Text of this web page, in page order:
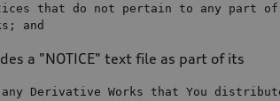
that do not pertain to any part of
and
a "NOTICE" text file as part of its
any